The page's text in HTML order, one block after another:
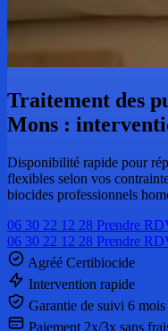
Traitement des
Mons :
Disponibilité rapide pour
flexibles selon vos
biocides professionnels
06 30 22 12 28 Prendre
06 30 22 12 28 Prendre
Agréé Certibiocide
Intervention rapide
Garantie de suivi 6 mois
Paiement 2x/3x sans